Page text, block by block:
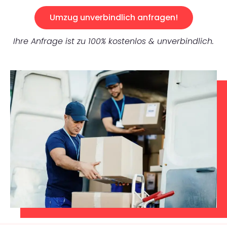
Umzug unverbindlich anfragen!
Ihre Anfrage ist zu 100% kostenlos & unverbindlich.